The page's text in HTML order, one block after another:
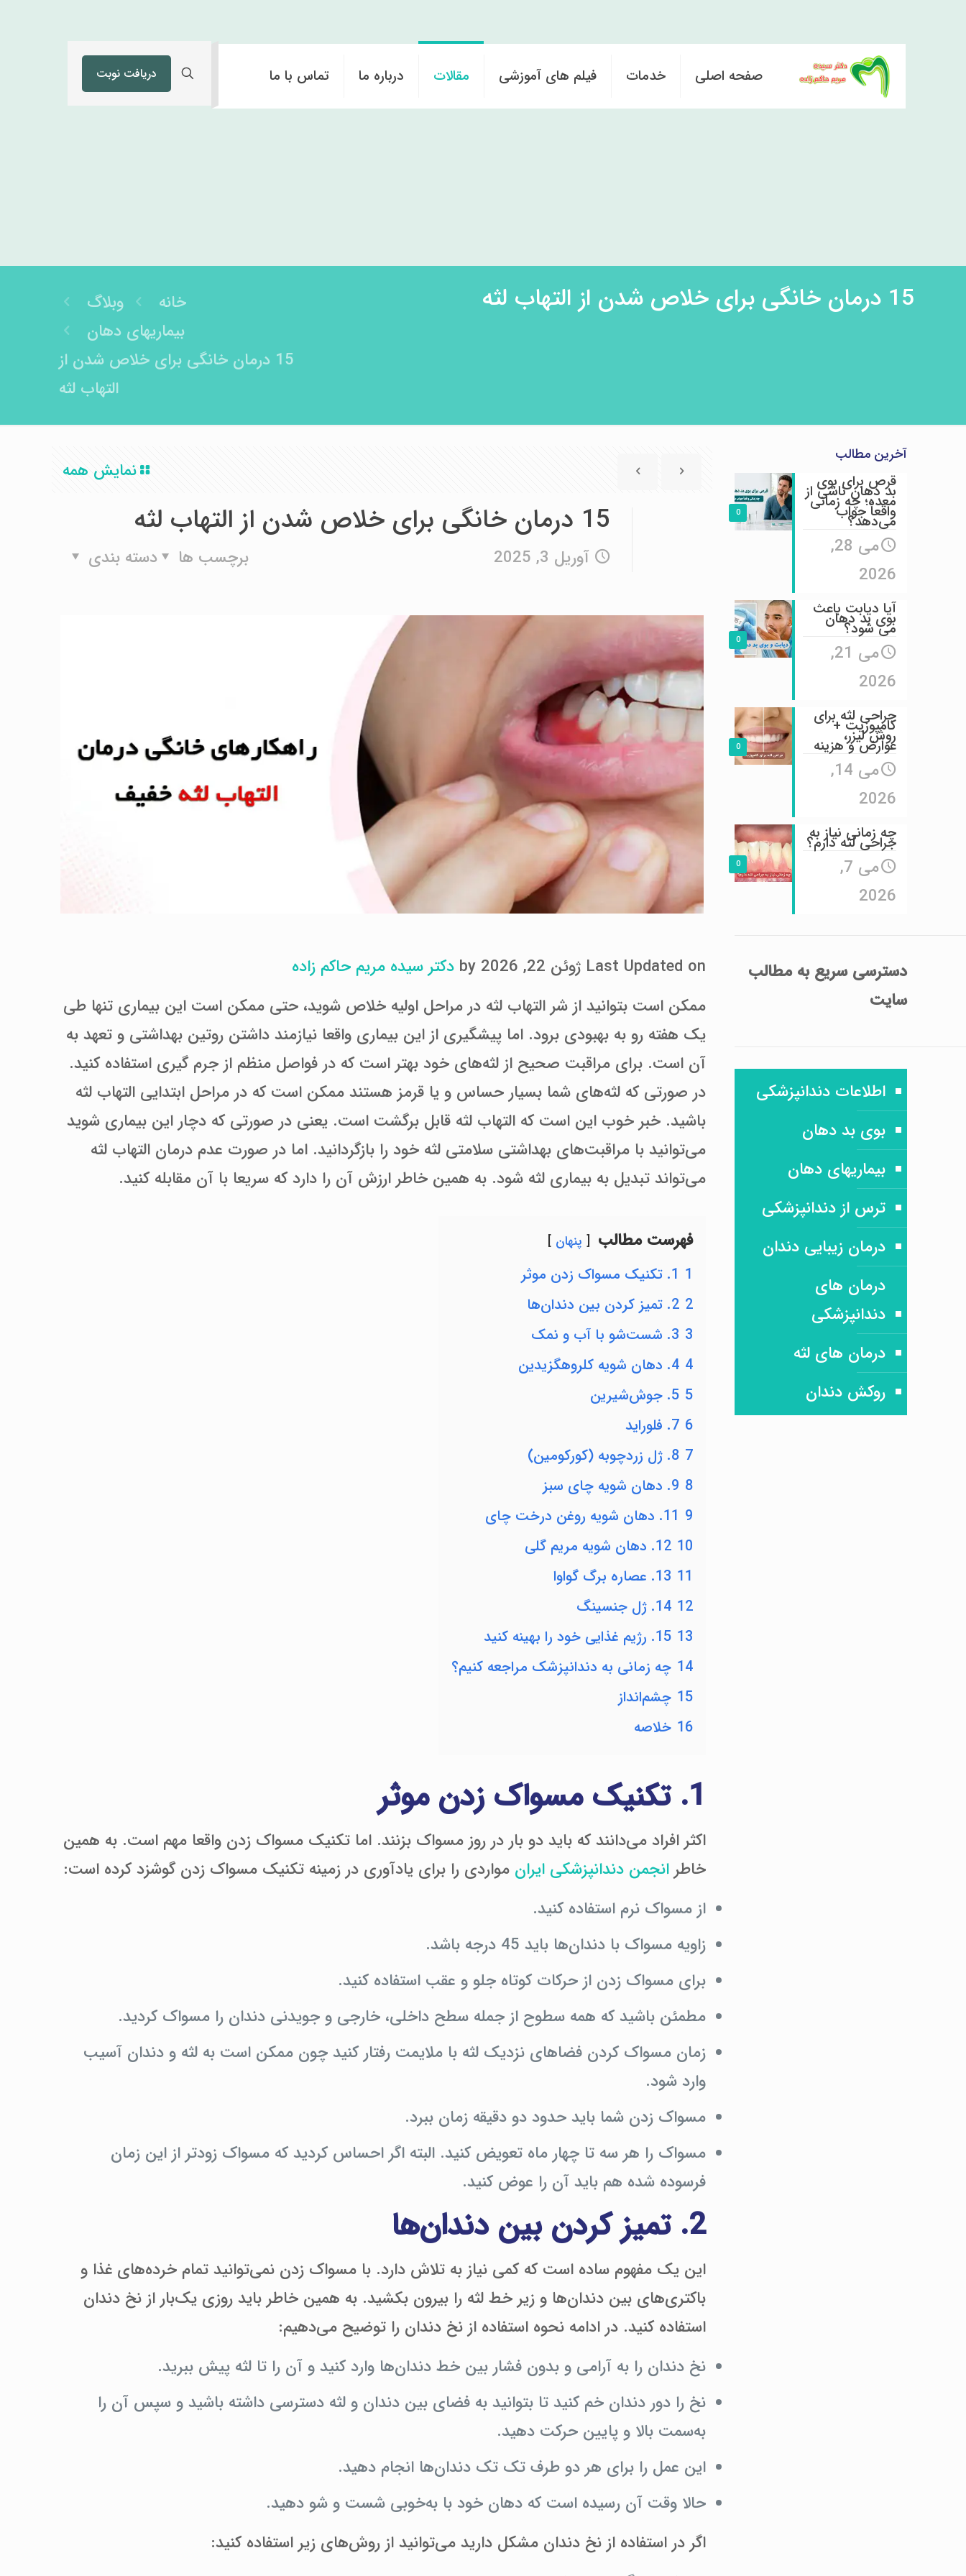
صفحه اصلی خدمات فیلم های آموزشی مقالات درباره ما تماس با ما دریافت نوبت
15 درمان خانگی برای خلاص شدن از التهاب لثه خانه
وبلاگ
بیماریهای دهان
15 درمان خانگی برای خلاص شدن از
التهاب لثه
نمایش همه
15 درمان خانگی برای خلاص شدن از التهاب لثه
آوریل 3, 2025 دسته بندی برچسب ها
Last Updated on ژوئن 22, 2026 by
دکتر سیده مریم حاکم زاده
ممکن است بتوانید از شر التهاب لثه در مراحل اولیه خلاص شوید، حتی ممکن است این بیماری تنها طی
یک هفته رو به بهبودی برود. اما پیشگیری از این بیماری واقعا نیازمند داشتن روتین بهداشتی و تعهد به
آن است. برای مراقبت صحیح از لثه‌های خود بهتر است که در فواصل منظم از جرم گیری استفاده کنید.
در صورتی که لثه‌های شما بسیار حساس و یا قرمز هستند ممکن است که در مراحل ابتدایی التهاب لثه
باشید. خبر خوب این است که التهاب لثه قابل برگشت است. یعنی در صورتی که دچار این بیماری شوید
می‌توانید با مراقبت‌های بهداشتی سلامتی لثه خود را بازگردانید. اما در صورت عدم درمان التهاب لثه
می‌تواند تبدیل به بیماری لثه شود. به همین خاطر ارزش آن را دارد که سریعا با آن مقابله کنید.
فهرست مطالب پنهان
1 1. تکنیک مسواک زدن موثر
2 2. تمیز کردن بین دندان‌ها
3 3. شست‌شو با آب و نمک
4 4. دهان شویه کلروهگزیدین
5 5. جوش‌شیرین
6 7. فلوراید
7 8. ژل زردچوبه (کورکومین)
8 9. دهان شویه چای سبز
9 11. دهان شویه روغن درخت چای
10 12. دهان شویه مریم گلی
11 13. عصاره برگ گواوا
12 14. ژل جنسینگ
13 15. رژیم غذایی خود را بهینه کنید
14 چه زمانی به دندانپزشک مراجعه کنیم؟
15 چشم‌انداز
16 خلاصه
1. تکنیک مسواک زدن موثر
اکثر افراد می‌دانند که باید دو بار در روز مسواک بزنند. اما تکنیک مسواک زدن واقعا مهم است. به همین
خاطر انجمن دندانپزشکی ایران مواردی را برای یادآوری در زمینه تکنیک مسواک زدن گوشزد کرده است:
از مسواک نرم استفاده کنید.
زاویه مسواک با دندان‌ها باید 45 درجه باشد.
برای مسواک زدن از حرکات کوتاه جلو و عقب استفاده کنید.
مطمئن باشید که همه سطوح از جمله سطح داخلی، خارجی و جویدنی دندان را مسواک کردید.
زمان مسواک کردن فضاهای نزدیک لثه با ملایمت رفتار کنید چون ممکن است به لثه و دندان آسیب
وارد شود.
مسواک زدن شما باید حدود دو دقیقه زمان ببرد.
مسواک را هر سه تا چهار ماه تعویض کنید. البته اگر احساس کردید که مسواک زودتر از این زمان
فرسوده شده هم باید آن را عوض کنید.
2. تمیز کردن بین دندان‌ها
این یک مفهوم ساده است که کمی نیاز به تلاش دارد. با مسواک زدن نمی‌توانید تمام خرده‌های غذا و
باکتری‌های بین دندان‌ها و زیر خط لثه را بیرون بکشید. به همین خاطر باید روزی یک‌بار از نخ دندان
استفاده کنید. در ادامه نحوه استفاده از نخ دندان را توضیح می‌دهیم:
نخ دندان را به آرامی و بدون فشار بین خط دندان‌ها وارد کنید و آن را تا لثه پیش ببرید.
نخ را دور دندان خم کنید تا بتوانید به فضای بین دندان و لثه دسترسی داشته باشید و سپس آن را
به‌سمت بالا و پایین حرکت دهید.
این عمل را برای هر دو طرف تک تک دندان‌ها انجام دهید.
حالا وقت آن رسیده است که دهان خود با به‌خوبی شست و شو دهید.
اگر در استفاده از نخ دندان مشکل دارید می‌توانید از روش‌های زیر استفاده کنید:
آخرین مطالب
0
قرص برای بوی
بد دهان ناشی از
معده؛ چه زمانی
واقعاً جواب
می‌دهد؟
می 28,
2026
0
آیا دیابت باعث
بوی بد دهان
می شود؟
می 21,
2026
0
جراحی لثه برای
کامپوزیت +
روش لیزر،
عوارض و هزینه
می 14,
2026
0
چه زمانی نیاز به
جراحی لثه دارم؟
می 7,
2026
دسترسی سریع به مطالب
سایت
اطلاعات دندانپزشکی
بوی بد دهان
بیماریهای دهان
ترس از دندانپزشکی
درمان زیبایی دندان
درمان های
دندانپزشکی
درمان های لثه
روکش دندان